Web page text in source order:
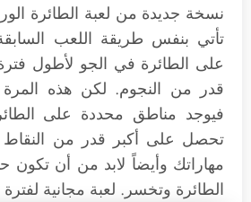
نسخة جديدة من لعبة الطائرة
تأتي بنفس طريقة اللعب
على الطائرة في الجو لأطول
قدر من النجوم. لكن هذه المرة
فيوجد مناطق محددة على
تحصل على أكبر قدر من النقاط
مهاراتك وأيضاً لابد من أن تكون
الطائرة وتخسر. لعبة مجانية